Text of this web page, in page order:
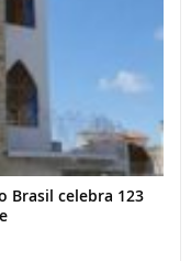
Brasil celebra 123